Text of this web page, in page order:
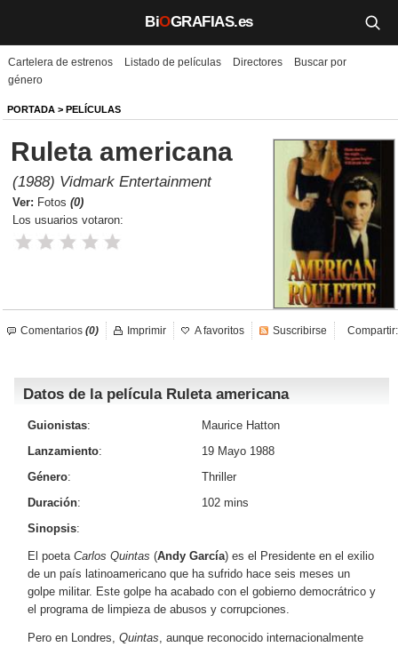
BiOGRAFIAS.es
Biografías
Películas
TV
Música
Un día como hoy
Iniciar sesión Crear cuenta
Cartelera de estrenos Listado de películas Directores
Buscar por
género
PORTADA > PELÍCULAS
Ruleta americana
(1988) Vidmark Entertainment
Ver: Fotos (0)
Los usuarios votaron:
Comentarios (0) Compartir:
Imprimir A favoritos Suscribirse
Datos de la película Ruleta americana
Guionistas:
Maurice Hatton
Lanzamiento:
19 Mayo 1988
Género:
Thriller
Duración:
102 mins
Sinopsis:
El poeta Carlos Quintas (Andy García) es el Presidente en el exilio
de un país latinoamericano que ha sufrido hace seis meses un
golpe militar. Este golpe ha acabado con el gobierno democrátrico y
el programa de limpieza de abusos y corrupciones.
Pero en Londres, Quintas, aunque reconocido internacionalmente